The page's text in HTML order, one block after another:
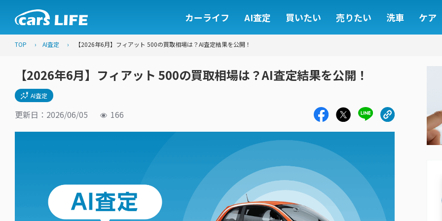
カーライフ AI査定 買いたい 売りたい 洗車 ケア
TOP AI査定 【2026年6月】フィアット 500の買取相場は？AI査定結果を公開！
【2026年6月】フィアット 500の買取相場は？AI査定結果を公開！
AI査定
更新日：2026/06/05 166